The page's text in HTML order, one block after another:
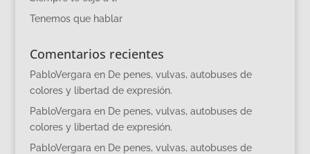
Tenemos que hablar
Comentarios recientes
PabloVergara en De penes, vulvas, autobuses de
colores y libertad de expresión.
PabloVergara en De penes, vulvas, autobuses de
colores y libertad de expresión.
PabloVergara en De penes, vulvas, autobuses de